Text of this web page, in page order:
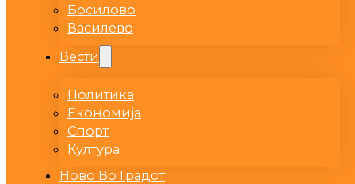
Босилово
Василево
Вести
Политика
Економија
Спорт
Култура
Ново Во Градот